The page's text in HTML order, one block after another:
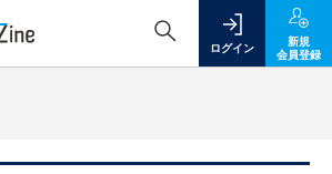
ログイン
新規
会員登録